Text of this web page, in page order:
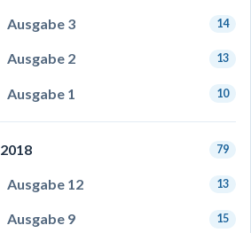
Ausgabe 3 14
Ausgabe 2 13
Ausgabe 1 10
2018 79
Ausgabe 12 13
Ausgabe 9 15